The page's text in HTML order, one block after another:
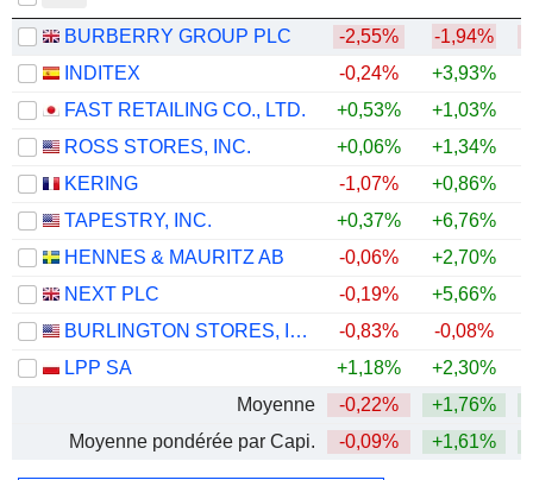
BURBERRY GROUP PLC -2,55% -1,94%
INDITEX
-0,24% +3,93%
FAST RETAILING CO., LTD.
+0,53% +1,03%
ROSS STORES, INC.
+0,06% +1,34%
KERING
-1,07% +0,86%
TAPESTRY, INC.
+0,37% +6,76%
HENNES & MAURITZ AB
-0,06% +2,70%
NEXT PLC
-0,19% +5,66%
BURLINGTON STORES, INC.
-0,83% -0,08%
LPP SA
+1,18% +2,30%
Moyenne
-0,22% +1,76%
Moyenne pondérée par Capi.
-0,09% +1,61%